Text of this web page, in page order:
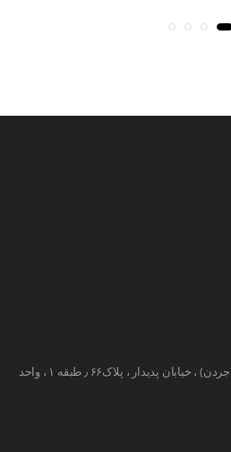
جهان کودک ، خیابان نلسون ماندلا(جردن) ، خیابان پدیدار ، پلاک۶۶ ٫ طبقه ۱ ، واحد